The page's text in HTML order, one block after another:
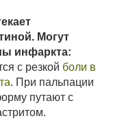
Могут
инфаркта:
с резкой боли в
. При пальпации
путают с